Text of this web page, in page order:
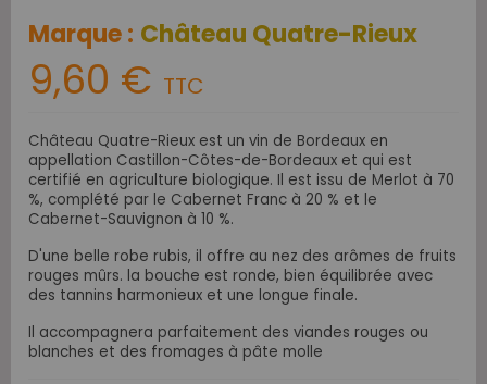
Marque : Château Quatre-Rieux
9,60 € TTC
Château Quatre-Rieux est un vin de Bordeaux en
appellation Castillon-Côtes-de-Bordeaux et qui est
certifié en agriculture biologique. Il est issu de Merlot à 70
%, complété par le Cabernet Franc à 20 % et le
Cabernet-Sauvignon à 10 %.
D'une belle robe rubis, il offre au nez des arômes de fruits
rouges mûrs. la bouche est ronde, bien équilibrée avec
des tannins harmonieux et une longue finale.
Il accompagnera parfaitement des viandes rouges ou
blanches et des fromages à pâte molle